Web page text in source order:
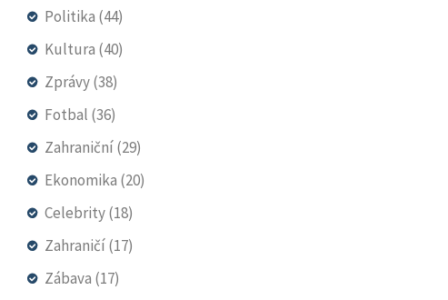
Politika (44)
Kultura (40)
Zprávy(38)
Fotbal (36)
Zahraniční(29)
Ekonomika (20)
Celebrity(18)
Zahraničí(17)
Zábava (17)